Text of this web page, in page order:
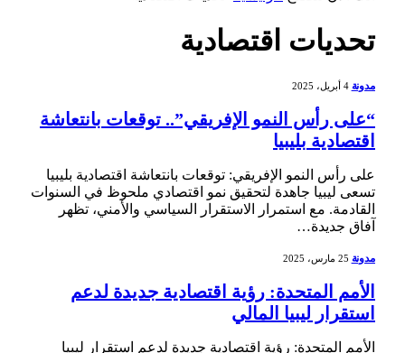
تحديات اقتصادية
مدونة 4 أبريل، 2025
“على رأس النمو الإفريقي”.. توقعات بانتعاشة
اقتصادية بليبيا
على ‌رأس النمو⁣ الإفريقي: توقعات بانتعاشة اقتصادية‍ بليبيا
تسعى ليبيا جاهدة لتحقيق نمو اقتصادي ملحوظ في السنوات
القادمة. مع استمرار الاستقرار السياسي والأمني، تظهر
آفاق ‌جديدة…
مدونة 25 مارس، 2025
الأمم المتحدة: رؤية اقتصادية جديدة لدعم
استقرار ليبيا المالي
الأمم المتحدة: رؤية ⁣اقتصادية جديدة لدعم استقرار ليبيا